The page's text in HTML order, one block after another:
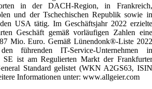
in der DACH-Region, in Frankreich,
und der Tschechischen Republik sowie in
USA tätig. Im Geschäftsjahr 2022 erzielte
Geschäft gemäß vorläufigen Zahlen eine
Mio. Euro. Gemäß Lünendonk®-Liste 2022
führenden IT-Service-Unternehmen in
SE ist am Regulierten Markt der Frankfurter
Standard gelistet (WKN A2GS63, ISIN
Informationen unter: www.allgeier.com